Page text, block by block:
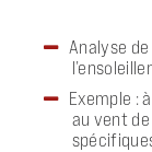
Analyse
Exemple :
au vent